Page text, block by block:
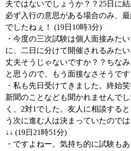
夫ではないでしょうか？？25日に
必ず入行の意思がある場合のみ、
でしたねぇ！ (19日10時3分)
・今度の三次試験は個人面接みた
に、二日に分けて開催されるみた
丈夫そうじゃないですか？？ちな
と思うので、もう面接なさそうで
・私も先日受けてきました。終始
新聞のことなども聞かれませんで
く、2対1でした。友人に相談する
う次に進む人は決まっていたので
↓↓ (19日21時51分)
・ですよねー。気持ち的に試験も